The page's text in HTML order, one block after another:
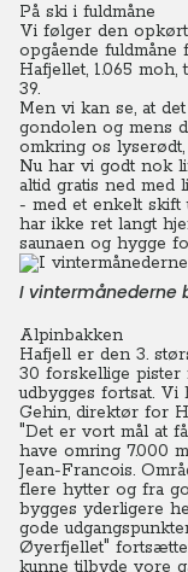
På ski i fuldmåne
Vi følger den
opgående
Hafjellet, 1.065
39.
Men vi kan se, at
gondolen og mens
omkring os
Nu har vi godt nok
altid gratis ned med
- med et enkelt skift
har ikke ret langt
saunaen og hygge
I vintermånederne
Alpinbakken
Hafjell er den 3.
30 forskellige pister
udbygges fortsat. Vi
Gehin, direktør for
"Det er vort mål at
have omring 7.000
Jean-Francois.
flere hytter og fra
bygges yderligere
gode
Øyerfjellet"
kunne tilbyde vore